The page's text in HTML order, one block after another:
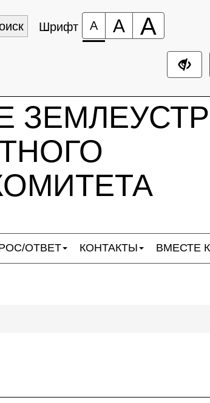
Шрифт А А А
ОТВЕТ КОНТАКТЫ ВМЕСТЕ